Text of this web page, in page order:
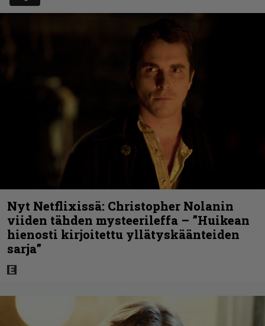
Nyt Netflixissä: Christopher Nolanin
viiden tähden mysteerileffa – ”Huikean
hienosti kirjoitettu yllätyskäänteiden
sarja”